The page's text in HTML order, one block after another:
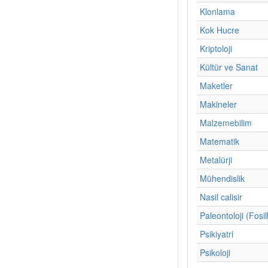
Klonlama
Kok Hucre
Kriptoloji
Kültür ve Sanat
Maketler
Makineler
Malzemebilim
Matematik
Metalürji
Mühendislik
Nasil calisir
Paleontoloji
Psikiyatri
Psikoloji